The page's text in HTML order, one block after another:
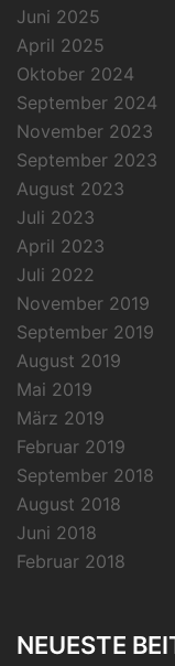
Juni 2025
April 2025
Oktober 2024
September 2024
November 2023
September 2023
August 2023
Juli 2023
April 2023
Juli 2022
November 2019
September 2019
August 2019
Mai 2019
März 2019
Februar 2019
September 2018
August 2018
Juni 2018
Februar 2018
NEUESTE